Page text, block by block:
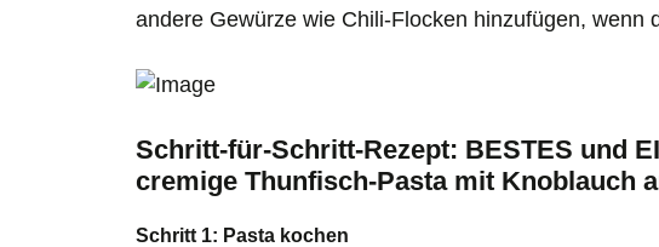
andere Gewürze wie Chili-Flocken hinzufügen, wenn
Schritt-für-Schritt-Rezept: BESTES und
cremige Thunfisch-Pasta mit Knoblauch
Schritt 1: Pasta kochen